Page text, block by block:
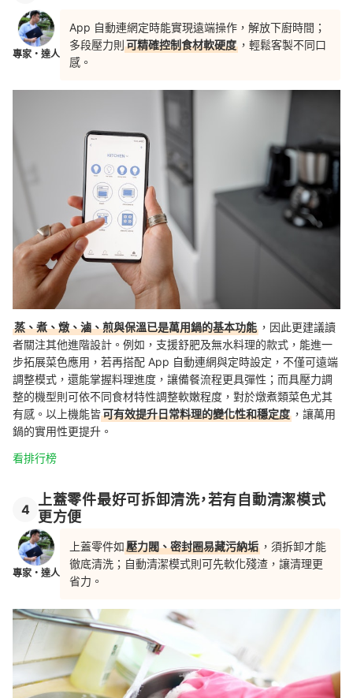
專家・達人
App 自動連網定時能實現遠端操作，解放下廚時間；
多段壓力則可精確控制食材軟硬度 ，輕鬆客製不同口
感。
蒸、煮、燉、滷、煎與保溫已是萬用鍋的基本功能 ，因此更建議讀
者關注其他進階設計。例如，支援舒肥及無水料理的款式，能進一
步拓展菜色應用，若再搭配 App 自動連網與定時設定，不僅可遠端
調整模式，還能掌握料理進度，讓備餐流程更具彈性；而具壓力調
整的機型則可依不同食材特性調整軟嫩程度，對於燉煮類菜色尤其
有感。以上機能皆可有效提升日常料理的變化性和穩定度 ，讓萬用
鍋的實用性更提升。
看排行榜
4
上蓋零件最好可拆卸清洗，若有自動清潔模式
更方便
專家・達人
上蓋零件如壓力閥、密封圈易藏污納垢 ，須拆卸才能
徹底清洗；自動清潔模式則可先軟化殘渣，讓清理更
省力。